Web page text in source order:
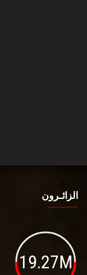
الزائـرون
19.27M